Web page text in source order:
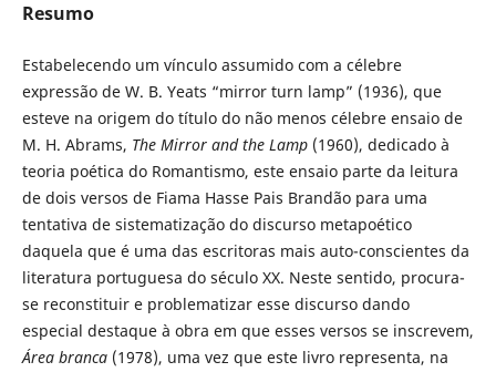
Resumo
Estabelecendo um vínculo assumido com a célebre
expressão de W. B. Yeats “mirror turn lamp” (1936), que
esteve na origem do título do não menos célebre ensaio de
M. H. Abrams, The Mirror and the Lamp (1960), dedicado à
teoria poética do Romantismo, este ensaio parte da leitura
de dois versos de Fiama Hasse Pais Brandão para uma
tentativa de siste­ma­ti­za­ção do discurso metapoético
daquela que é uma das escritoras mais auto-conscientes da
literatura portuguesa do século XX. Neste sentido, procura-
se re­constituir e problematizar esse discurso dando
especial destaque à obra em que es­ses versos se inscrevem,
Área branca(1978), uma vez que este livro representa, na